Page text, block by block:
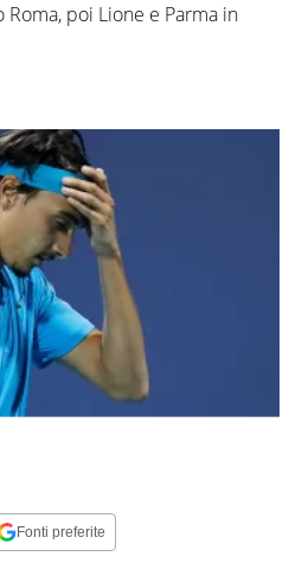
poi Lione e Parma in
Fonti preferite